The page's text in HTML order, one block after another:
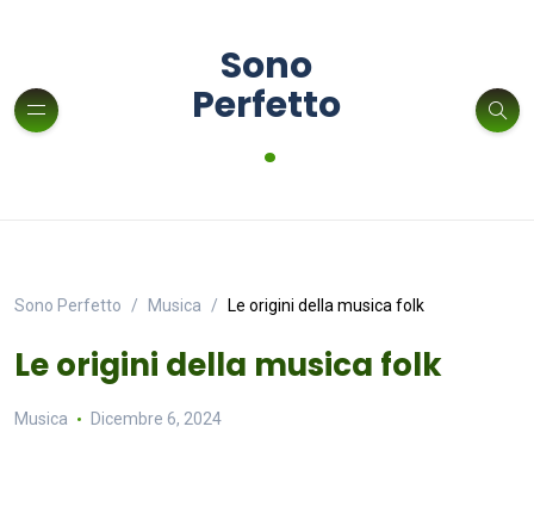
Sono
Perfetto
.
Sono Perfetto Musica Le origini della musica folk
Le origini della musica folk
Musica Dicembre 6, 2024